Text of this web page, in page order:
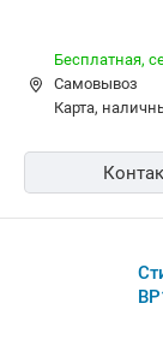
Бесплатная,
Самовывоз
карта,